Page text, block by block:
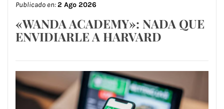
Publicado en:2 Ago 2026
«WANDA ACADEMY»: NADA QUE
ENVIDIARLE A HARVARD